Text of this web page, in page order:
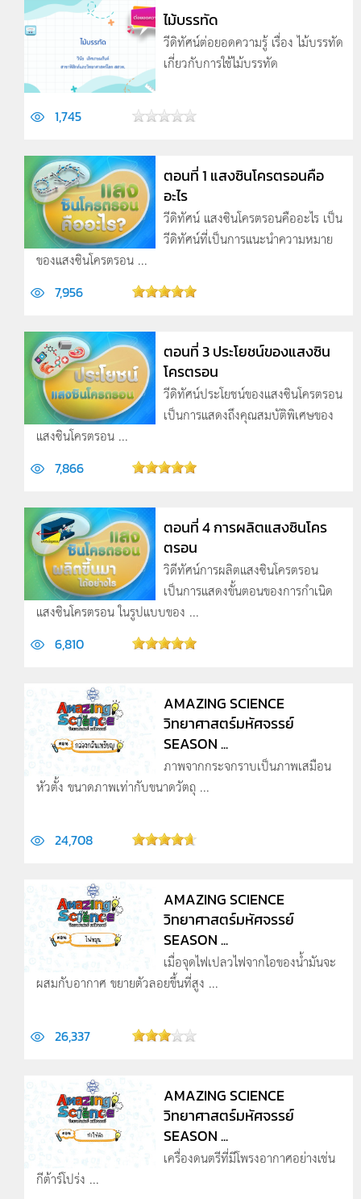
ไม้บรรทัด
วีดิทัศน์ต่อยอดความรู้ เรื่อง ไม้บรรทัด
เกี่ยวกับการใช้ไม้บรรทัด
1,745
ตอนที่ 1 แสงซินโครตรอนคือ
อะไร
วีดิทัศน์ แสงซินโครตรอนคืออะไร เป็น
วีดิทัศน์ที่เป็นการแนะนำความหมาย
ของแสงซินโครตรอน ...
7,956
ตอนที่ 3 ประโยชน์ของแสงซิน
โครตรอน
วีดิทัศน์ประโยชน์ของแสงซินโครตรอน
เป็นการแสดงถึงคุณสมบัติพิเศษของ
แสงซินโครตรอน ...
7,866
ตอนที่ 4 การผลิตแสงซินโคร
ตรอน
วิดีทัศน์การผลิตแสงซินโครตรอน
เป็นการแสดงขั้นตอนของการกำเนิด
แสงซินโครตรอน ในรูปแบบของ ...
6,810
AMAZING SCIENCE
วิทยาศาสตร์มหัศจรรย์
SEASON ...
ภาพจากกระจกราบเป็นภาพเสมือน
หัวตั้ง ขนาดภาพเท่ากับขนาดวัตถุ ...
24,708
AMAZING SCIENCE
วิทยาศาสตร์มหัศจรรย์
SEASON ...
เมื่อจุดไฟเปลวไฟจากไอของน้ำมันจะ
ผสมกับอากาศ ขยายตัวลอยขึ้นที่สูง ...
26,337
AMAZING SCIENCE
วิทยาศาสตร์มหัศจรรย์
SEASON ...
เครื่องดนตรีที่มีโพรงอากาศอย่างเช่น
กีต้าร์โปร่ง ...